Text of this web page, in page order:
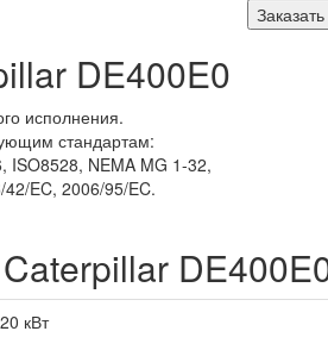
Заказать
DE400E0
исполнения.
стандартам:
ISO8528, NEMA MG 1-32,
EC, 2006/95/EC.
кВт